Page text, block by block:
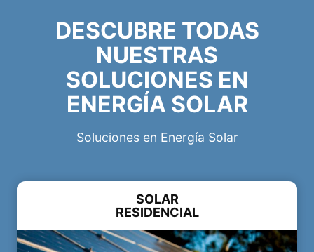
DESCUBRE TODAS
NUESTRAS
SOLUCIONES EN
ENERGÍA SOLAR
Soluciones en Energía Solar
SOLAR
RESIDENCIAL